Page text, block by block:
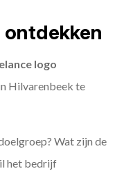
ontdekken
logo
Hilvarenbeek te
Wat zijn de
het bedrijf